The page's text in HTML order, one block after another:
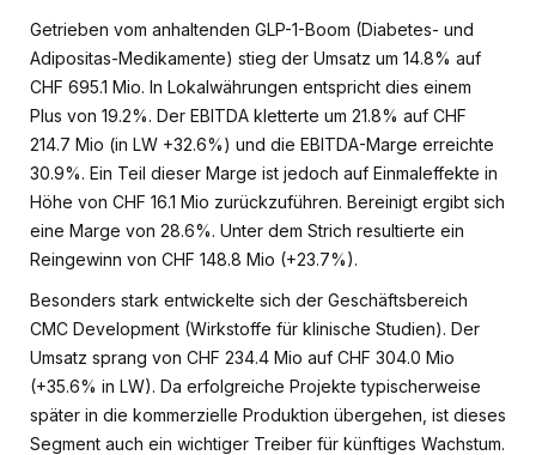
Getrieben vom anhaltenden GLP-1-Boom (Diabetes- und
Adipositas-Medikamente) stieg der Umsatz um 14.8% auf
CHF 695.1 Mio. In Lokalwährungen entspricht dies einem
Plus von 19.2%. Der EBITDA kletterte um 21.8% auf CHF
214.7 Mio (in LW +32.6%) und die EBITDA-Marge erreichte
30.9%. Ein Teil dieser Marge ist jedoch auf Einmaleffekte in
Höhe von CHF 16.1 Mio zurückzuführen. Bereinigt ergibt sich
eine Marge von 28.6%. Unter dem Strich resultierte ein
Reingewinn von CHF 148.8 Mio (+23.7%).
Besonders stark entwickelte sich der Geschäftsbereich
CMC Development (Wirkstoffe für klinische Studien). Der
Umsatz sprang von CHF 234.4 Mio auf CHF 304.0 Mio
(+35.6% in LW). Da erfolgreiche Projekte typischerweise
später in die kommerzielle Produktion übergehen, ist dieses
Segment auch ein wichtiger Treiber für künftiges Wachstum.